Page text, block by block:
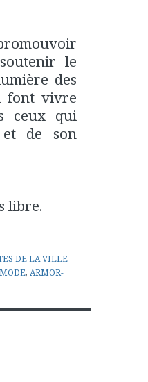
le
des
font vivre
ceux qui
de son
libre.
DE LA VILLE
MODE, ARMOR-